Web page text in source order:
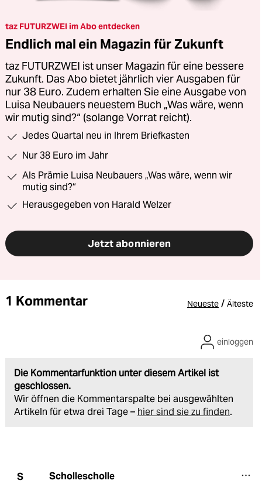
taz FUTURZWEI im Abo entdecken
Endlich mal ein Magazin für Zukunft
taz FUTURZWEI ist unser Magazin für eine bessere
Zukunft. Das Abo bietet jährlich vier Ausgaben für
nur 38 Euro. Zudem erhalten Sie eine Ausgabe von
Luisa Neubauers neuestem Buch „Was wäre, wenn
wir mutig sind?“ (solange Vorrat reicht).
Jedes Quartal neu in Ihrem Briefkasten
Nur 38 Euro im Jahr
Als Prämie Luisa Neubauers „Was wäre, wenn wir
mutig sind?“
Herausgegeben von Harald Welzer
Jetzt abonnieren
1 Kommentar Neueste / Älteste
Die Kommentarfunktion unter diesem Artikel ist
geschlossen.
Wir öffnen die Kommentarspalte bei ausgewählten
Artikeln für etwa drei Tage – hier sind sie zu finden.
einloggen
S Schollescholle